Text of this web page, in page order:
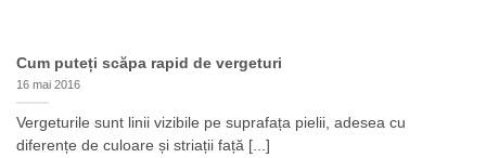
Cum puteți scăpa rapid de vergeturi
16 mai 2016
Vergeturile sunt linii vizibile pe suprafața pielii, adesea cu
diferențe de culoare și striații față [...]